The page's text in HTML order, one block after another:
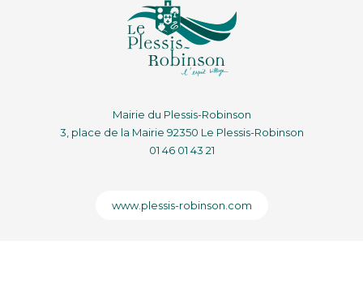
Mairie du Plessis-Robinson
3, place de la Mairie 92350 Le Plessis-Robinson
01 46 01 43 21
www.plessis-robinson.com